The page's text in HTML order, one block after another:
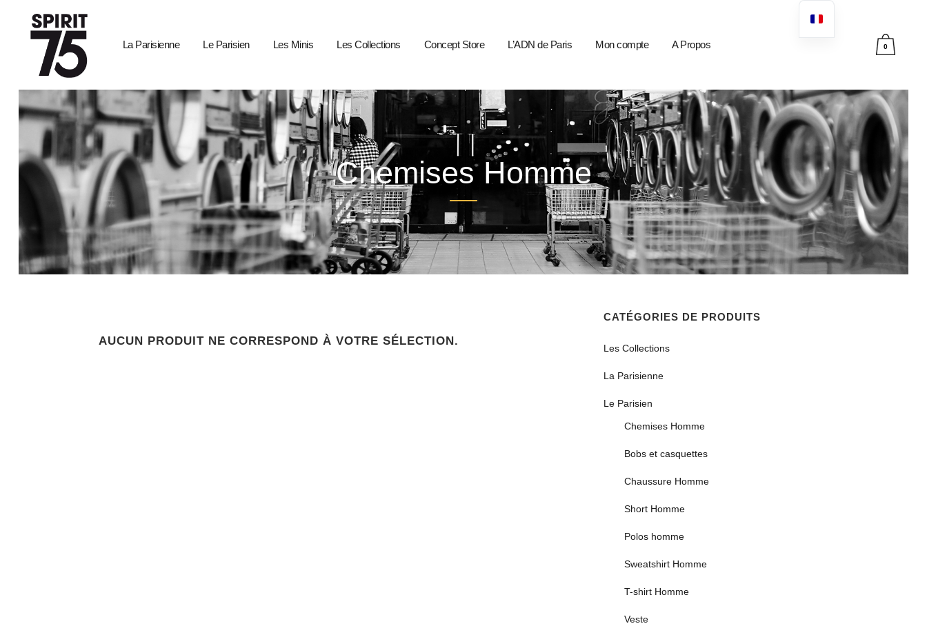
0
La Parisienne Le Parisien Les Minis Les Collections Concept Store L’ADN de Paris Mon compte A Propos
Chemises Homme
AUCUN PRODUIT NE CORRESPOND À VOTRE SÉLECTION.
CATÉGORIES DE PRODUITS
Les Collections
La Parisienne
Le Parisien
Chemises Homme
Bobs et casquettes
Chaussure Homme
Short Homme
Polos homme
Sweatshirt Homme
T-shirt Homme
Veste